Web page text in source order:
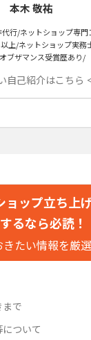
本木 敬祐
行/ネットショップ専門
上/ネットショップ実務
ブザマンス受賞歴あり/
自己紹介はこちら
ョップ立ち上
るなら必読！
たい情報を厳選
で
ついて